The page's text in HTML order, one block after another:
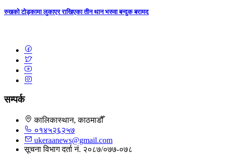
रुखको टोड्कामा लुकाएर राखिएका तीन थान भरुवा बन्दुक बरामद
सम्पर्क
कालिकास्थान, काठमाडौँ
०१४५२६२५७
ukeraanews@gmail.com
सूचना विभाग दर्ता नं. २०८७/०७७-०७८